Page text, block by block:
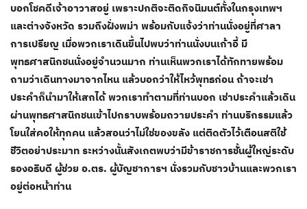
บอกโชคดีเจ้าอาวาสอยู่ เพราะปกติจะติดกิจนิมนต์ทั้งในกรุงเทพฯ
และต่างจังหวัด รวมถึงฝั่งพม่า พร้อมกับแจ้งว่าท่านนั่งอยู่ที่ศาลา
การเปรียญ เมื่อพวกเราเดินขึ้นไปพบว่าท่านนั่งบนเก้าอี้ มี
พุทธศาสนิกชนนั่งอยู่จำนวนมาก ท่านเห็นพวกเราได้ทักทายพร้อม
ถามว่าเดินทางมาจากไหน แล้วบอกว่าให้ไหว้พุทธก่อน ถ้าจะเช่า
ประคำก็นำมาให้เสกได้ พวกเราทำตามที่ท่านบอก เช่าประคำแล้วเดิน
ผ่านพุทธศาสนิกชนเข้าไปกราบพร้อมถวายประคำ ท่านบริกรรมแล้ว
โยนใส่คอให้ทุกคน แล้วสอนว่าไม่ใช่ของขลัง แต่ติดตัวไว้เตือนสติใช้
ชีวิตอย่าประมาท ระหว่างนั้นสังเกตพบว่ามีข้าราชการชั้นผู้ใหญ่ระดับ
รองอธิบดี ผู้ช่วย อ.ตร. ผู้บัญชาการฯ นั่งรวมกับชาวบ้านและพวกเรา
อยู่ต่อหน้าท่าน